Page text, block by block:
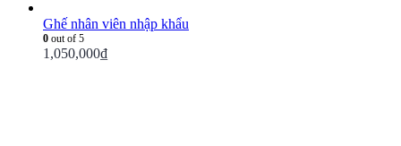
Ghế nhân viên nhập khẩu
0 out of 5
1,050,000₫